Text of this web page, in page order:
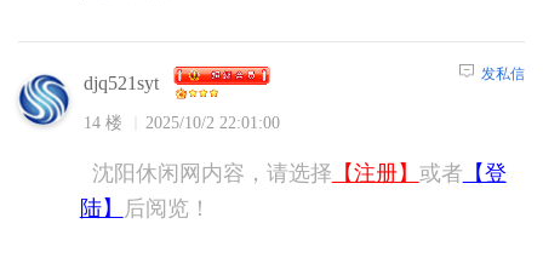
djq521syt
14 楼 2025/10/2 22:01:00
发私信
沈阳休闲网内容，请选择 【注册】 或者 【登
陆】
后阅览！